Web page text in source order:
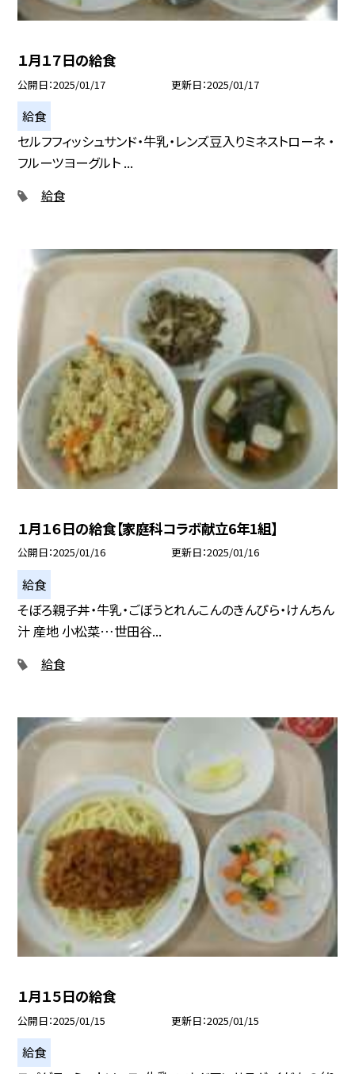
１月１７日の給食
公開日 2025/01/17 更新日 2025/01/17
給食
セルフフィッシュサンド・牛乳・レンズ豆入りミネストローネ ・
フルーツヨーグルト ...
給食
１月１６日の給食【家庭科コラボ献立6年1組】
公開日 2025/01/16 更新日 2025/01/16
給食
そぼろ親子丼・牛乳・ごぼうとれんこんのきんぴら・けんちん
汁 産地 小松菜…世田谷...
給食
１月１５日の給食
公開日 2025/01/15 更新日 2025/01/15
給食